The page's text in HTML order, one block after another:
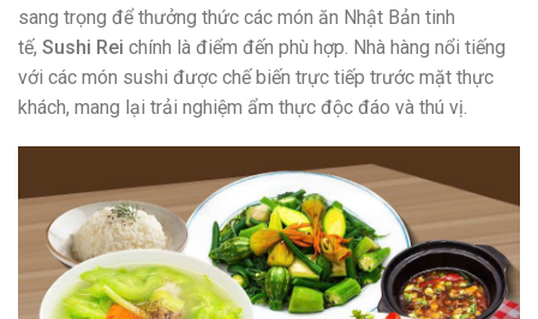
sang trọng để thưởng thức các món ăn Nhật Bản tinh
tế, Sushi Rei chính là điểm đến phù hợp. Nhà hàng nổi tiếng
với các món sushi được chế biến trực tiếp trước mặt thực
khách, mang lại trải nghiệm ẩm thực độc đáo và thú vị.